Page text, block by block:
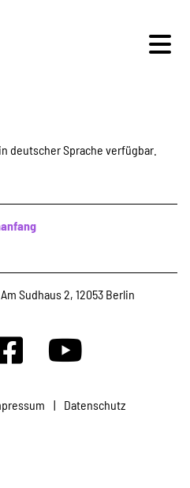
deutscher Sprache verfügbar.
Sudhaus 2, 12053 Berlin
| Datenschutz